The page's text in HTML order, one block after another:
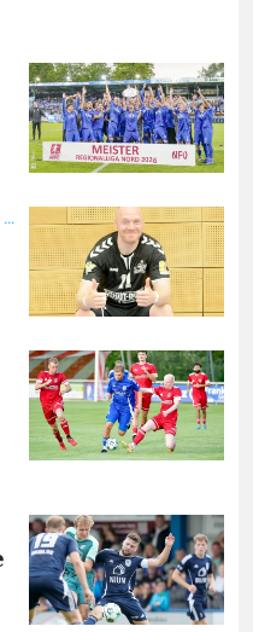
OHV mit einem überraschenden Transfer